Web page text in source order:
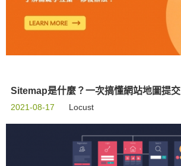
Sitemap是什麼？一次搞懂網站地圖提交
2021-08-17 Locust